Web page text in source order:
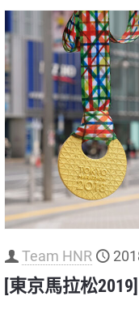
Team HNR
[東京馬拉松